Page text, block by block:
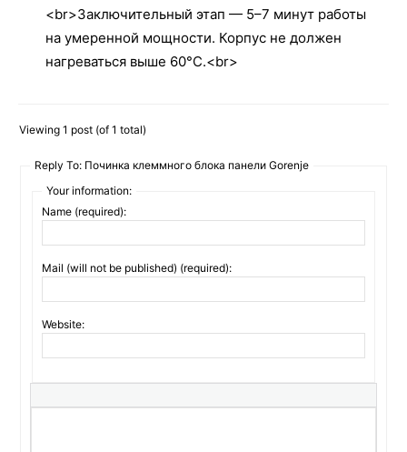
<br>Заключительный этап — 5–7 минут работы
на умеренной мощности. Корпус не должен
нагреваться выше 60°C.<br>
Viewing 1 post (of 1 total)
Reply To: Починка клеммного блока панели Gorenje
Your information:
Name (required):
Mail (will not be published) (required):
Website: